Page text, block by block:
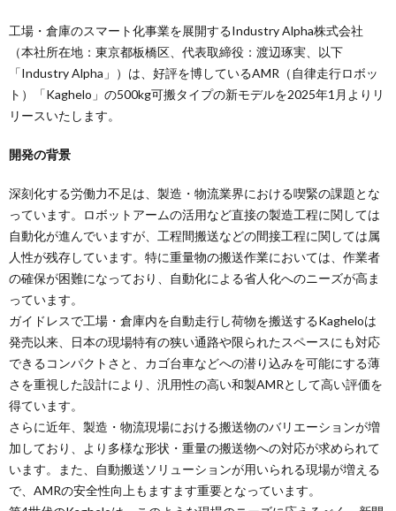
工場・倉庫のスマート化事業を展開するIndustry Alpha株式会社
（本社所在地：東京都板橋区、代表取締役：渡辺琢実、以下
「Industry Alpha」）は、好評を博しているAMR（自律走行ロボッ
ト）「Kaghelo」の500kg可搬タイプの新モデルを2025年1月よりリ
リースいたします。
開発の背景
深刻化する労働力不足は、製造・物流業界における喫緊の課題とな
っています。ロボットアームの活用など直接の製造工程に関しては
自動化が進んでいますが、工程間搬送などの間接工程に関しては属
人性が残存しています。特に重量物の搬送作業においては、作業者
の確保が困難になっており、自動化による省人化へのニーズが高ま
っています。
ガイドレスで工場・倉庫内を自動走行し荷物を搬送するKagheloは
発売以来、日本の現場特有の狭い通路や限られたスペースにも対応
できるコンパクトさと、カゴ台車などへの潜り込みを可能にする薄
さを重視した設計により、汎用性の高い和製AMRとして高い評価を
得ています。
さらに近年、製造・物流現場における搬送物のバリエーションが増
加しており、より多様な形状・重量の搬送物への対応が求められて
います。また、自動搬送ソリューションが用いられる現場が増える
で、AMRの安全性向上もますます重要となっています。